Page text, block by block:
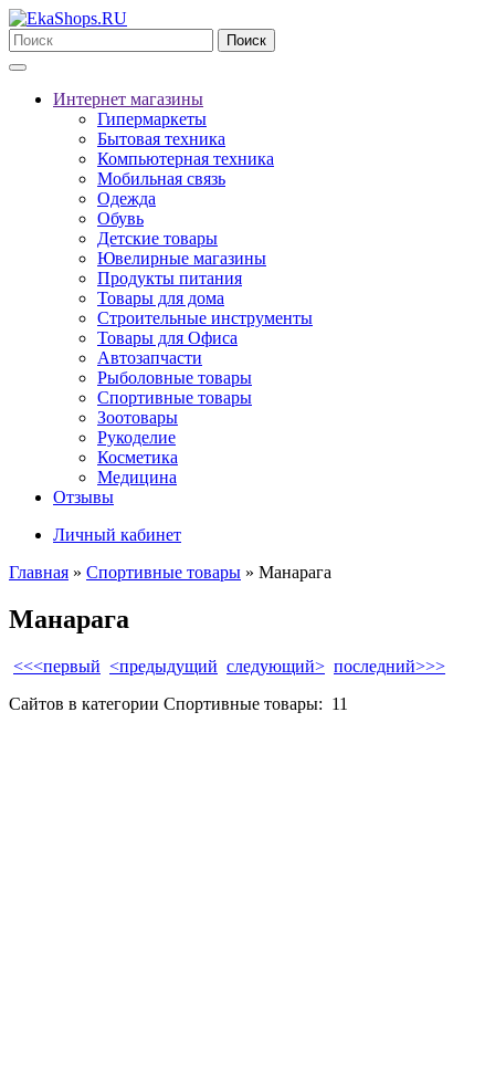
Поиск
Интернет магазины
Гипермаркеты
Бытовая техника
Компьютерная техника
Мобильная связь
Одежда
Обувь
Детские товары
Ювелирные магазины
Продукты питания
Товары для дома
Строительные инструменты
Товары для Офиса
Автозапчасти
Рыболовные товары
Спортивные товары
Зоотовары
Рукоделие
Косметика
Медицина
Отзывы
Личный кабинет
Главная » Спортивные товары » Манарага
Манарага
<<<первый <предыдущий следующий> последний>>>
Сайтов в категории Спортивные товары: 11